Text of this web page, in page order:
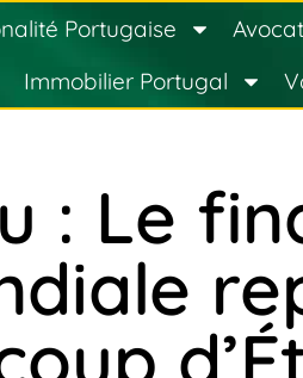
Portugaise
Immobilier Portugal
: Le